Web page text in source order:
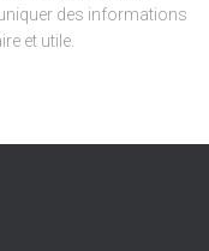
des informations
et utile.